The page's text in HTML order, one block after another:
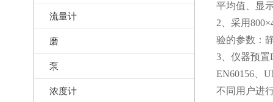
流量计
磨
泵
浓度计
平均值、显
2、采用
验的参数：
3、仪器预置
EN60156、
不同用户进